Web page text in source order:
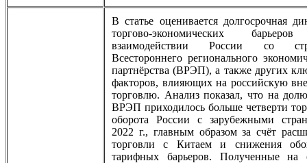
В статье оценивается долгосрочная
торгово-экономических
взаимодействии России со
Всестороннего регионального
партнёрства (ВРЭП), а также других
факторов, влияющих на российскую
торговлю. Анализ показал, что на
ВРЭП приходилось больше четверти
оборота России с зарубежными
2022 г., главным образом за счёт
торговли с Китаем и снижения
тарифных барьеров. Полученные на